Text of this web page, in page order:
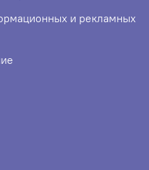
и рекламных